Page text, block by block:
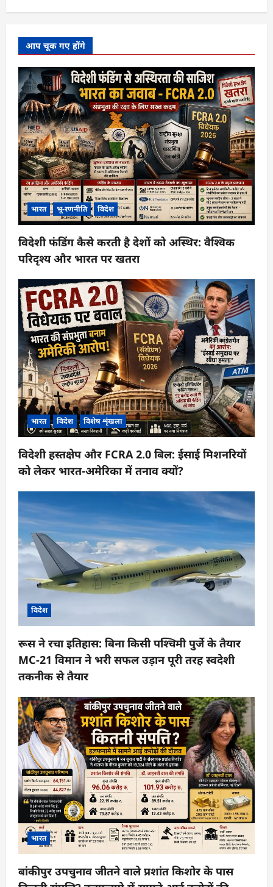
आप चूक गए होंगे
भारत भू-रणनीति विदेश
विदेशी फंडिंग कैसे करती है देशों को अस्थिर: वैश्विक
परिदृश्य और भारत पर खतरा
भारत विदेश विशेष शृंखला
विदेशी हस्तक्षेप और FCRA 2.0 बिल: ईसाई मिशनरियों
को लेकर भारत-अमेरिका में तनाव क्यों?
विदेश
रूस ने रचा इतिहास: बिना किसी पश्चिमी पुर्जे के तैयार
MC-21 विमान ने भरी सफल उड़ान पूरी तरह स्वदेशी
तकनीक से तैयार
भारत
बांकीपुर उपचुनाव जीतने वाले प्रशांत किशोर के पास